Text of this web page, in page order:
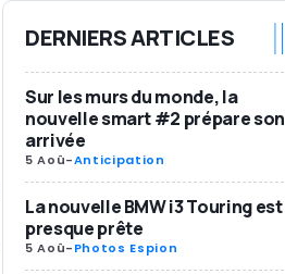
DERNIERS ARTICLES
Sur les murs du monde, la
nouvelle smart #2 prépare son
arrivée
5 Aoû-Anticipation
La nouvelle BMW i3 Touring est
presque prête
5 Aoû-Photos Espion